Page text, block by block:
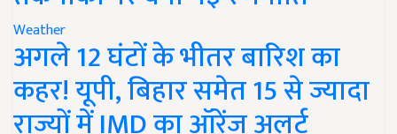
Weather
अगले 12 घंटों के भीतर बारिश का
कहर! यूपी, बिहार समेत 15 से ज्यादा
राज्यों में IMD का ऑरेंज अलर्ट